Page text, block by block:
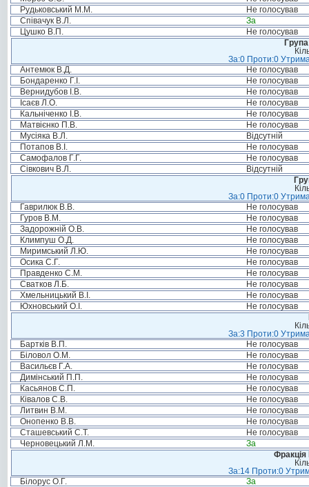
Рудьковський М.М.
Не голосував
Співачук В.Л.
За
Цушко В.П.
Не голосував
За:0 Проти:0
Антемюк В.Д.
Не голосував
Бондаренко Г.І.
Не голосував
Вернидубов І.В.
Не голосував
Ісаєв Л.О.
Не голосував
Кальніченко І.В.
Не голосував
Матвієнко П.В.
Не голосував
Мусіяка В.Л.
Відсутній
Потапов В.І.
Не голосував
Самофалов Г.Г.
Не голосував
Сівкович В.Л.
Відсутній
За:0 Проти:0
Гаврилюк В.В.
Не голосував
Гуров В.М.
Не голосував
Задорожній О.В.
Не голосував
Климпуш О.Д.
Не голосував
Миримський Л.Ю.
Не голосував
Осика С.Г.
Не голосував
Правденко С.М.
Не голосував
Сватков Л.Б.
Не голосував
Хмельницький В.І.
Не голосував
Юхновський О.І.
Не голосував
За:3 Проти:0
Бартків В.П.
Не голосував
Біловол О.М.
Не голосував
Васильєв Г.А.
Не голосував
Димінський П.П.
Не голосував
Касьянов С.П.
Не голосував
Ківалов С.В.
Не голосував
Литвин В.М.
Не голосував
Онопенко В.В.
Не голосував
Сташевський С.Т.
Не голосував
Черновецький Л.М.
За
За:14 Проти:0
Білорус О.Г.
За